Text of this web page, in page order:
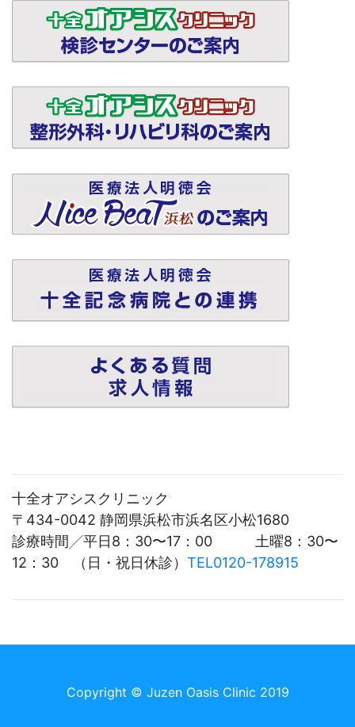
十全オアシスクリニック
〒434-0042 静岡県浜松市浜名区小松1680
診療時間╱平日8：30〜17：00 土曜8：30〜
12：30 （日・祝日休診） TEL0120-178915
Copyright © Juzen Oasis Clinic 2019